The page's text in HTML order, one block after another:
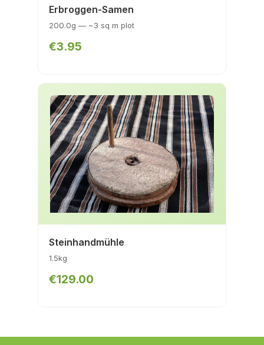
Erbroggen-Samen
200.0g — ~3 sq m plot
€3.95
Steinhandmühle
1.5kg
€129.00